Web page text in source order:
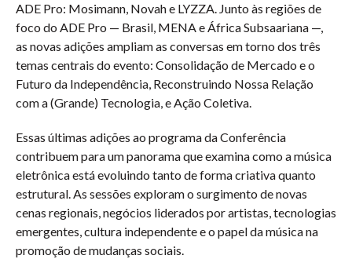
ADE Pro: Mosimann, Novah e LYZZA. Junto às regiões de
foco do ADE Pro — Brasil, MENA e África Subsaariana —,
as novas adições ampliam as conversas em torno dos três
temas centrais do evento: Consolidação de Mercado e o
Futuro da Independência, Reconstruindo Nossa Relação
com a (Grande) Tecnologia, e Ação Coletiva.
Essas últimas adições ao programa da Conferência
contribuem para um panorama que examina como a música
eletrônica está evoluindo tanto de forma criativa quanto
estrutural. As sessões exploram o surgimento de novas
cenas regionais, negócios liderados por artistas, tecnologias
emergentes, cultura independente e o papel da música na
promoção de mudanças sociais.